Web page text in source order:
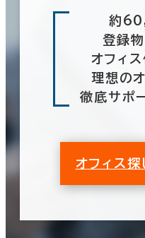
約
登録
オフィ
理想の
徹底サポ
オフィス
神奈川県
山梨県 (23)
この条
６か月以上
10年以内